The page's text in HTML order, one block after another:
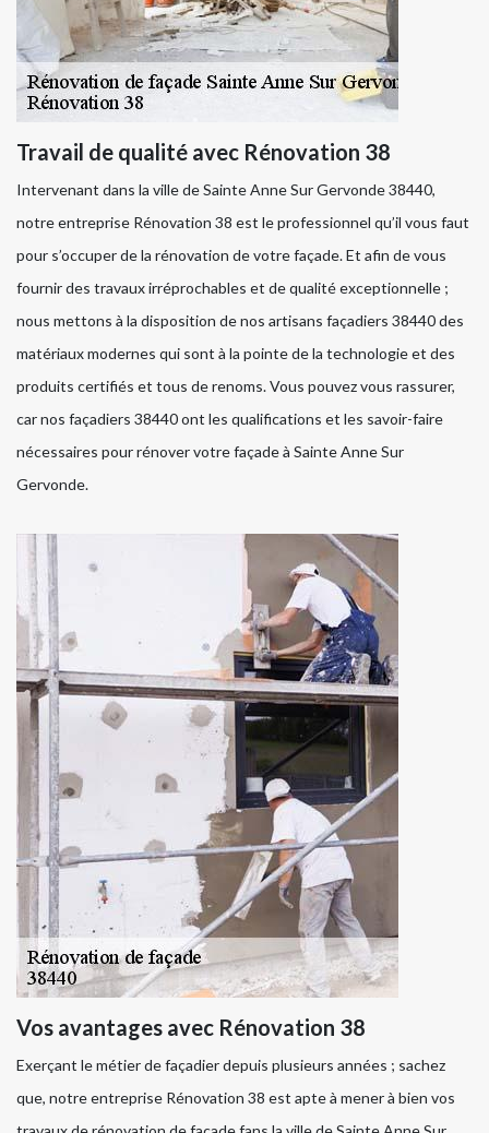
Travail de qualité avec Rénovation 38
Intervenant dans la ville de Sainte Anne Sur Gervonde 38440,
notre entreprise Rénovation 38 est le professionnel qu’il vous faut
pour s’occuper de la rénovation de votre façade. Et afin de vous
fournir des travaux irréprochables et de qualité exceptionnelle ;
nous mettons à la disposition de nos artisans façadiers 38440 des
matériaux modernes qui sont à la pointe de la technologie et des
produits certifiés et tous de renoms. Vous pouvez vous rassurer,
car nos façadiers 38440 ont les qualifications et les savoir-faire
nécessaires pour rénover votre façade à Sainte Anne Sur
Gervonde.
Vos avantages avec Rénovation 38
Exerçant le métier de façadier depuis plusieurs années ; sachez
que, notre entreprise Rénovation 38 est apte à mener à bien vos